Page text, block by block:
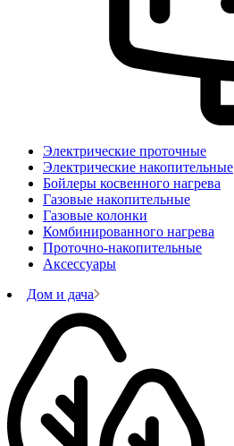
Электрические проточные
Электрические накопительные
Бойлеры косвенного нагрева
Газовые накопительные
Газовые колонки
Комбинированного нагрева
Проточно-накопительные
Аксессуары
Дом и дача